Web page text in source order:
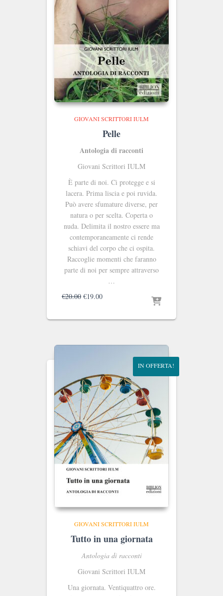
GIOVANI SCRITTORI IULM
Pelle
Antologia di racconti
Giovani Scrittori IULM
È parte di noi. Ci protegge e si
lacera. Prima liscia e poi ruvida.
Può avere sfumature diverse, per
natura o per scelta. Coperta o
nuda. Delimita il nostro essere ma
contemporaneamente ci rende
schiavi del corpo che ci ospita.
Raccoglie momenti che faranno
parte di noi per sempre attraverso
…
€20.00 Il
€19.00Il
IN OFFERTA!
GIOVANI SCRITTORI IULM
Tutto in una giornata
Antologia di racconti
Giovani Scrittori IULM
Una giornata. Ventiquattro ore.